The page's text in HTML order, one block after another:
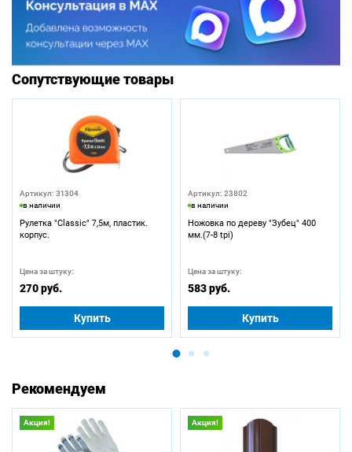
Сопутствующие товары
Артикул: 31304
в наличии
Рулетка "Classic" 7,5м, пластик.
корпус.
Цена за штуку:
270 руб.
Купить
Артикул: 23802
в наличии
Ножовка по дереву "Зубец" 400
мм.(7-8 tpi)
Цена за штуку:
583 руб.
Купить
Рекомендуем
Акция! Акция!